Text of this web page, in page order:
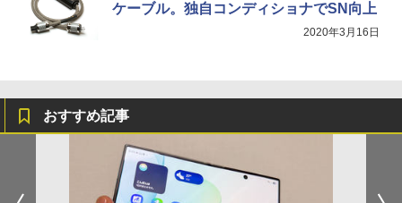
ケーブル。独自コンディショナでSN向上
2020年3月16日
おすすめ記事